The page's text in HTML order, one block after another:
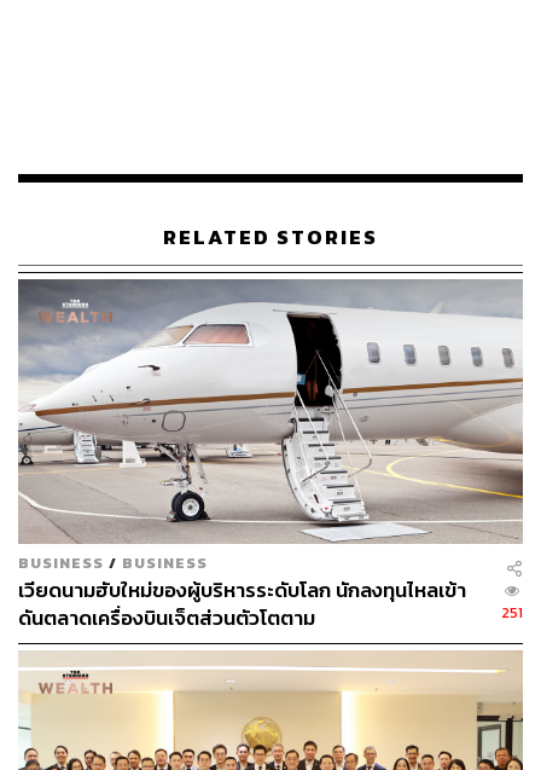
กองบรรณาธิการ THE STANDARD
RELATED STORIES
BUSINESS / BUSINESS
เวียดนามฮับใหม่ของผู้บริหารระดับโลก นักลงทุนไหลเข้า
ดันตลาดเครื่องบินเจ็ตส่วนตัวโตตาม
251